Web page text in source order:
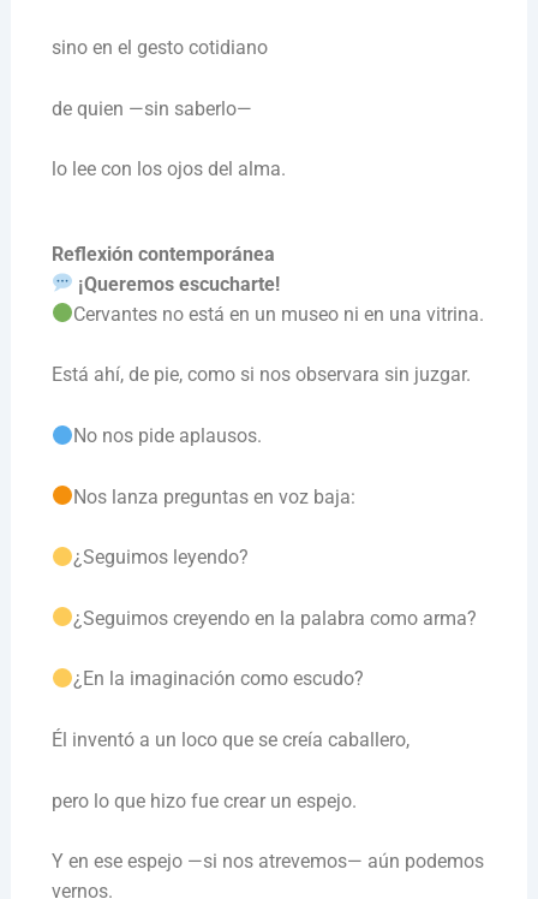
sino en el gesto cotidiano
de quien —sin saberlo—
lo lee con los ojos del alma.
Reflexión contemporánea
¡Queremos escucharte!
Cervantes no está en un museo ni en una vitrina.
Está ahí, de pie, como si nos observara sin juzgar.
No nos pide aplausos.
Nos lanza preguntas en voz baja:
¿Seguimos leyendo?
¿Seguimos creyendo en la palabra como arma?
¿En la imaginación como escudo?
Él inventó a un loco que se creía caballero,
pero lo que hizo fue crear un espejo.
Y en ese espejo —si nos atrevemos— aún podemos
vernos.